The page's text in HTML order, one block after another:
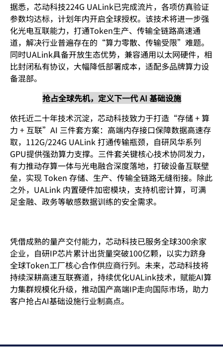
据悉，芯动科技224G UALink已完成流片，各项仿真验证
参数均达标，计划年内开启全球授权。该技术将进一步强
化光电互联能力，打通Token生产、传输全链路高速通
道，解决行业普遍存在的“算力零散、传输受限”难题。
同时UALink具备开放生态优势，兼容通用以太网硬件，相
比封闭私有协议，大幅降低部署成本，适配多品牌算力设
备混部。
抢占全球先机，定义下一代 AI 基础设施
依托近二十年技术沉淀，芯动科技致力于打造“存储 + 算
力 + 互联”AI 三件套方案：高端内存接口保障数据高速存
取，112G/224G UALink 打通传输瓶颈，自研风华系列
GPU提供强劲算力支撑。三件套关键核心技术协同发力，
有力推动存算一体与光电融合深度落地，打破设备互联壁
垒，实现 Token 存储、生产、传输全链路无缝衔接。除此
之外，UALink 内置硬件加密模块，支持机密计算，可满
足金融、政务等敏感数据训练的安全需求。
凭借成熟的量产交付能力，芯动科技已服务全球300余家
企业，自研IP芯片累计出货量突破100亿颗，以实力跻身
全球Token工厂核心合作供应商行列。未来，芯动科技将
持续深耕高速互联赛道，持续优化UALink技术，赋能AI算
力集群规模化升级，推动国产高端IP走向国际市场，助力
客户抢占AI基础设施行业制高点。